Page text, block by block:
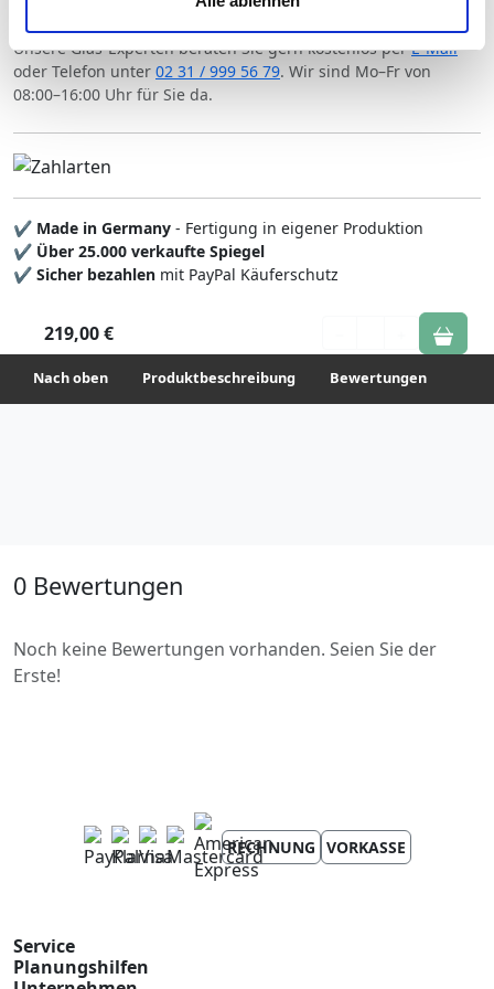
unter "Cookies" Ihre getroffene Auswahl anpassen. Durch
den Widerruf der Einwilligung wird die vorherige
Impressum
Beratung und Support:
Unsere Glas-Experten beraten Sie gern kostenlos perE-Mail
oder Telefon unter 02 31 / 999 56 79. Wir sind Mo–Fr von
08:00–16:00 Uhr für Sie da.
✔ Made in Germany - Fertigung in eigener Produktion
✔ Über 25.000 verkaufte Spiegel
✔ Sicher bezahlen mit PayPal Käuferschutz
219,00 €
Nach oben Produktbeschreibung Bewertungen
0 Bewertungen
Noch keine Bewertungen vorhanden. Seien Sie der
Erste!
RECHNUNG VORKASSE
Service
Planungshilfen